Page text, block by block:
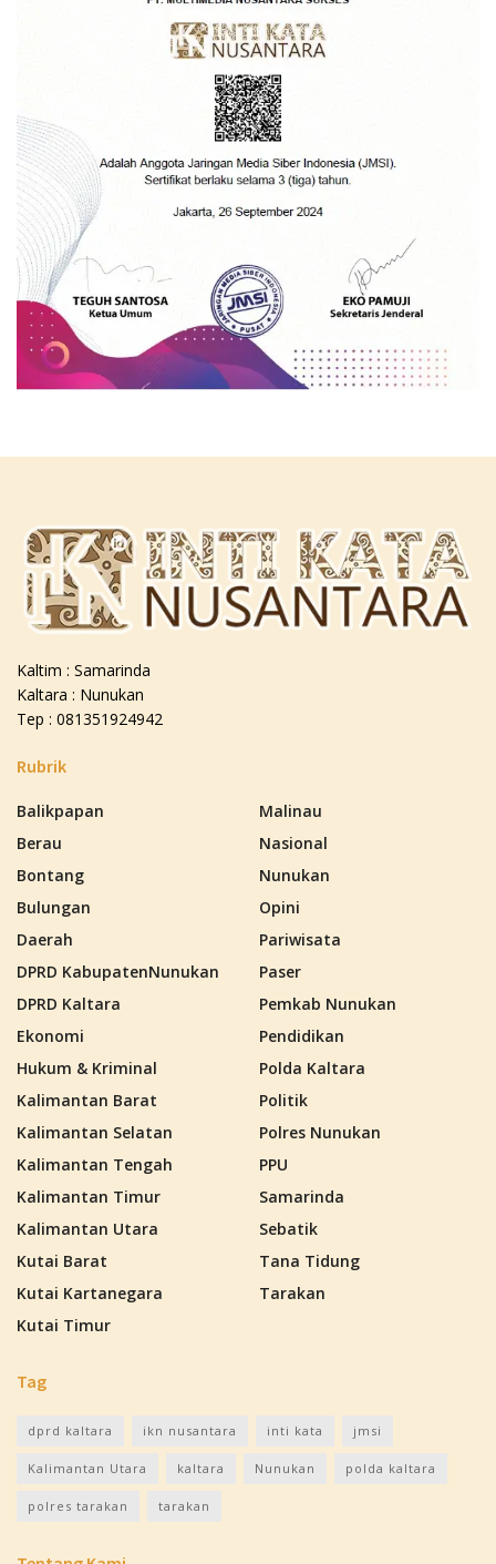
Kaltim : Samarinda
Kaltara : Nunukan
Tep : 081351924942
Rubrik
Balikpapan
Berau
Bontang
Bulungan
Daerah
DPRD KabupatenNunukan
DPRD Kaltara
Ekonomi
Hukum & Kriminal
Kalimantan Barat
Kalimantan Selatan
Kalimantan Tengah
Kalimantan Timur
Kalimantan Utara
Kutai Barat
Kutai Kartanegara
Kutai Timur
Malinau
Nasional
Nunukan
Opini
Pariwisata
Paser
Pemkab Nunukan
Pendidikan
Polda Kaltara
Politik
Polres Nunukan
PPU
Samarinda
Sebatik
Tana Tidung
Tarakan
Tag
dprd kaltara ikn nusantara inti kata jmsi
Kalimantan Utara kaltara Nunukan polda kaltara
polres tarakan tarakan